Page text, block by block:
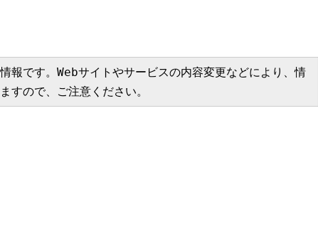
報です。Webサイトやサービスの内容変更などにより、情
すので、ご注意ください。